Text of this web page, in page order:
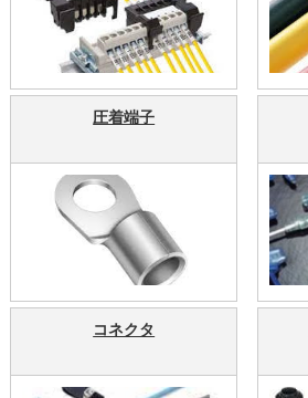
圧着端子
コネクタ